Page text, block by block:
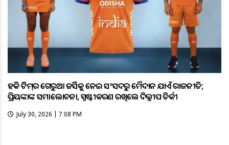
ହକି ଟିମ୍‌ର ଗେରୁଆ ଜର୍ସିକୁ ନେଇ ସଂସଦରୁ ମୈଦାନ ଯାଏଁ ରାଜନୀତି;
ପ୍ରିୟଙ୍କାଙ୍କ ସମାଲୋଚନା, ସ୍ପଷ୍ଟୀକରଣ ରଖିଲେ ଦିଲ୍ଲୀପ ତିର୍କୀ
July 30, 2026 | 7:08 PM